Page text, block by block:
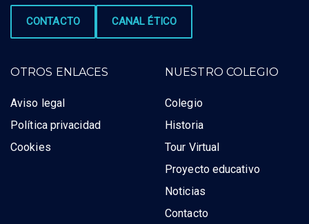
CONTACTO CANAL ÉTICO
OTROS ENLACES
Aviso legal
Política privacidad
Cookies
NUESTRO COLEGIO
Colegio
Historia
Tour Virtual
Proyecto educativo
Noticias
Contacto